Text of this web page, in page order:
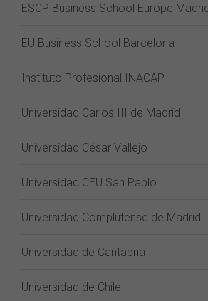
ESCP Business School Europe
EU Business School Barcelona
Instituto Profesional INACAP
Universidad Carlos III de Madrid
Universidad César Vallejo
Universidad CEU San Pablo
Universidad Complutense de Madrid
Universidad de Cantabria
Universidad de Chile